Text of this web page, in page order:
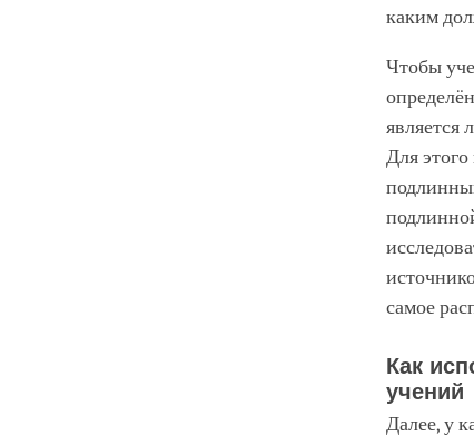
каким
Чтобы
является
Для
самое
Как
учений
Далее, у